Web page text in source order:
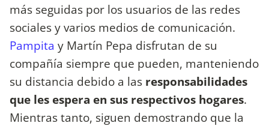
más seguidas por los usuarios de las redes
sociales y varios medios de comunicación.
Pampita y Martín Pepa disfrutan de su
compañía siempre que pueden, manteniendo
su distancia debido a las responsabilidades
que les espera en sus respectivos hogares.
Mientras tanto, siguen demostrando que la